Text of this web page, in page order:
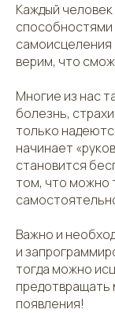
Каждый
способностями
самоисцеления
верим, что
Многие из нас
болезнь,
только
начинает
становится
том, что можно
Важно и
и
тогда можно
предотвращать
появления!